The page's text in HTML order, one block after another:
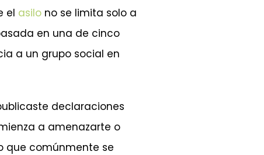
el asilo no se limita solo a
en una de cinco
a un grupo social en
declaraciones
a amenazarte o
que comúnmente se